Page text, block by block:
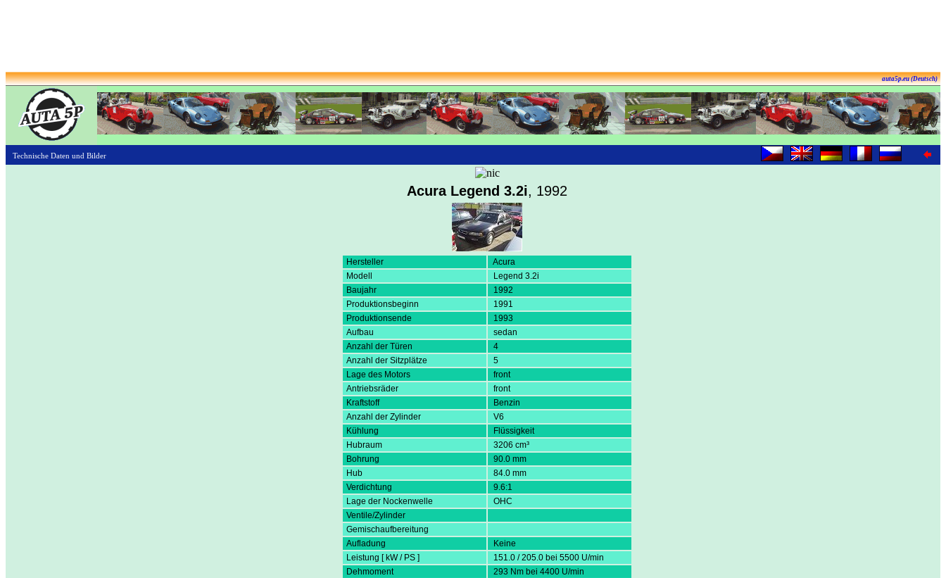
auta5p.eu (Deutsch)
Technische Daten und Bilder
Acura Legend 3.2i, 1992
Hersteller
Acura
Modell
Legend 3.2i
Baujahr
1992
Produktionsbeginn
1991
Produktionsende
1993
Aufbau
sedan
Anzahl der Türen
4
Anzahl der Sitzplätze
5
Lage des Motors
front
Antriebsräder
front
Kraftstoff
Benzin
Anzahl der Zylinder
V6
Kühlung
Flüssigkeit
Hubraum
3206 cm³
Bohrung
90.0 mm
Hub
84.0 mm
Verdichtung
9.6:1
Lage der Nockenwelle
OHC
Ventile/Zylinder
Gemischaufbereitung
Aufladung
Keine
Leistung [ kW / PS ]
151.0 / 205.0 bei 5500 U/min
Dehmoment
293 Nm bei 4400 U/min